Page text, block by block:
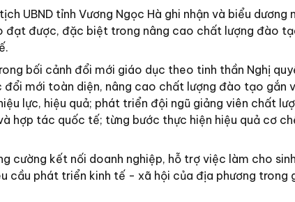
UBND tỉnh Vương Ngọc Hà ghi nhận và biểu dương
đạt được, đặc biệt trong nâng cao chất lượng đào
bối cảnh đổi mới giáo dục theo tinh thần Nghị
mới toàn diện, nâng cao chất lượng đào tạo gắn
lực, hiệu quả; phát triển đội ngũ giảng viên chất
hợp tác quốc tế; từng bước thực hiện hiệu quả cơ
cường kết nối doanh nghiệp, hỗ trợ việc làm cho
cầu phát triển kinh tế - xã hội của địa phương trong